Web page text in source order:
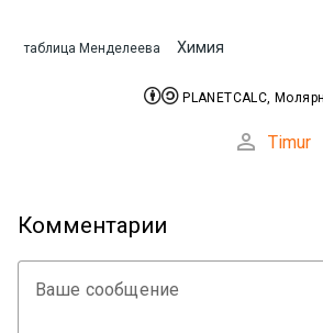
таблица Менделеева Химия
PLANETCALC,
 Timur
Комментарии
Ваше сообщение